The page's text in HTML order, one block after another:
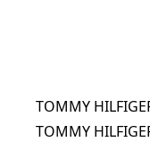
TOMMY
TOMMY